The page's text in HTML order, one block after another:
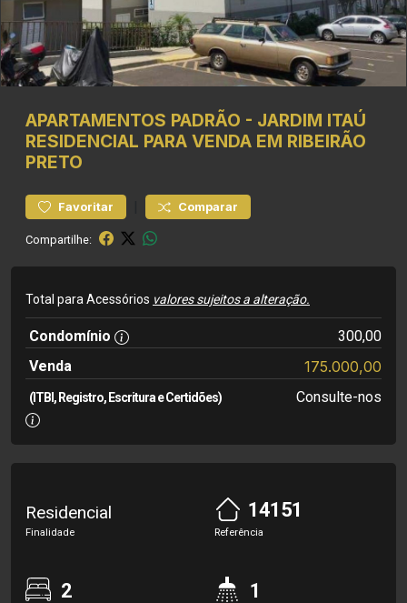
APARTAMENTOS PADRÃO - JARDIM ITAÚ
RESIDENCIAL PARA VENDA EM RIBEIRÃO
PRETO
Favoritar Comparar
Compartilhe:
Total para Acessórios valores sujeitos a alteração.
Condomínio
300,00
Venda
175.000,00
(ITBI, Registro, Escritura e Certidões) Consulte-nos
Residencial
Finalidade
14151
Referência
2 1